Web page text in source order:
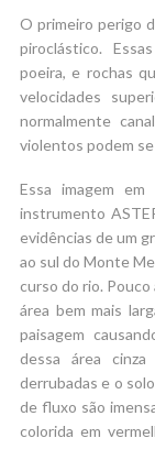
O primeiro perigo
piroclástico.
poeira, e rochas
velocidades
normalmente
violentos podem se
Essa imagem
instrumento
evidências de um
ao sul do Monte
curso do rio.
área bem mais
paisagem
dessa área
derrubadas e o
de fluxo são
colorida em